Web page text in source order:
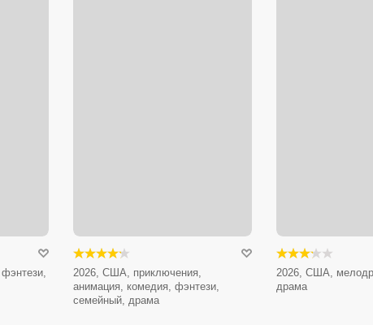
2026, США, приключения,
анимация, комедия, фэнтези,
семейный, драма
2026, США,
драма